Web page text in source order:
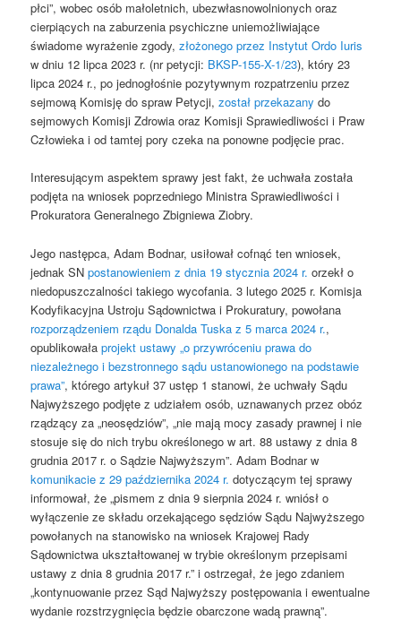
płci”, wobec osób małoletnich, ubezwłasnowolnionych oraz
cierpiących na zaburzenia psychiczne uniemożliwiające
świadome wyrażenie zgody,złożonego przez Instytut Ordo Iuris
w dniu 12 lipca 2023 r. (nr petycji: BKSP-155-X-1/23), który 23
lipca 2024 r., po jednogłośnie pozytywnym rozpatrzeniu przez
sejmową Komisję do spraw Petycji,został przekazany do
sejmowych Komisji Zdrowia oraz Komisji Sprawiedliwości i Praw
Człowieka i od tamtej pory czeka na ponowne podjęcie prac.
Interesującym aspektem sprawy jest fakt, że uchwała została
podjęta na wniosek poprzedniego Ministra Sprawiedliwości i
Prokuratora Generalnego Zbigniewa Ziobry.
Jego następca, Adam Bodnar, usiłował cofnąć ten wniosek,
jednak SNpostanowieniem z dnia 19 stycznia 2024 r. orzekł o
niedopuszczalności takiego wycofania. 3 lutego 2025 r. Komisja
Kodyfikacyjna Ustroju Sądownictwa i Prokuratury, powołana
rozporządzeniem rządu Donalda Tuska z 5 marca 2024 r.,
opublikowałaprojekt ustawy „o przywróceniu prawa do
niezależnego i bezstronnego sądu ustanowionego na podstawie
prawa”, którego artykuł 37 ustęp 1 stanowi, że uchwały Sądu
Najwyższego podjęte z udziałem osób, uznawanych przez obóz
rządzący za „neosędziów”, „nie mają mocy zasady prawnej i nie
stosuje się do nich trybu określonego w art. 88 ustawy z dnia 8
grudnia 2017 r. o Sądzie Najwyższym”. Adam Bodnar w
komunikacie z 29 października 2024 r. dotyczącym tej sprawy
informował, że „pismem z dnia 9 sierpnia 2024 r. wniósł o
wyłączenie ze składu orzekającego sędziów Sądu Najwyższego
powołanych na stanowisko na wniosek Krajowej Rady
Sądownictwa ukształtowanej w trybie określonym przepisami
ustawy z dnia 8 grudnia 2017 r.” i ostrzegał, że jego zdaniem
„kontynuowanie przez Sąd Najwyższy postępowania i ewentualne
wydanie rozstrzygnięcia będzie obarczone wadą prawną”.